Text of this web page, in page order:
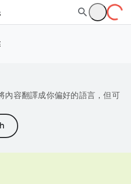
內容翻譯成你偏好的語言，但可